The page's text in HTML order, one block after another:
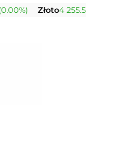
Złoto 4 255.57 USD (+0.20%)